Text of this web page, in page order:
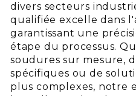
divers secteurs
qualifiée excelle dans
garantissant une
étape du processus.
soudures sur mesure,
spécifiques ou de
plus complexes, notre